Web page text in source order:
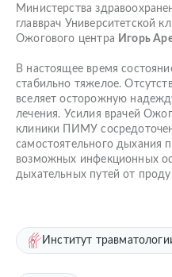
Министерства
главврач Университетской
Ожогового центра Игорь
В настоящее время
стабильно тяжелое.
вселяет осторожную
лечения. Усилия врачей
клиники ПИМУ
самостоятельного дыхания
возможных инфекционных
дыхательных путей от
Институт